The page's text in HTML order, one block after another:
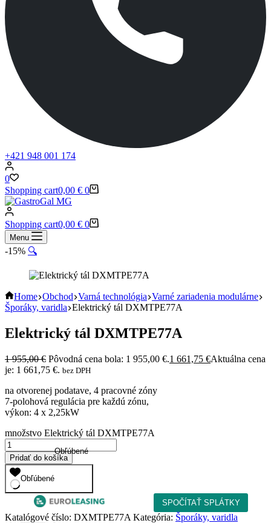
+421 948 001 174
0
Shopping cart0,00 € 0
Shopping cart0,00 € 0
Menu
-15% 🔍
Home Obchod Varná technológia Varné zariadenia modulárne
Šporáky, varidla Elektrický tál DXMTPE77A
Elektrický tál DXMTPE77A
1 955,00€ Pôvodná cena bola: 1 955,00 €.1 661,75 €Aktuálna cena
je: 1 661,75 €. bez DPH
na otvorenej podatave, 4 pracovné zóny
7-polohová regulácia pre každú zónu,
výkon: 4 x 2,25kW
množstvo Elektrický tál DXMTPE77A
Pridať do košíka
Obľúbené
Obľúbené
Katalógové číslo: DXMTPE77A Kategória: Šporáky, varidla